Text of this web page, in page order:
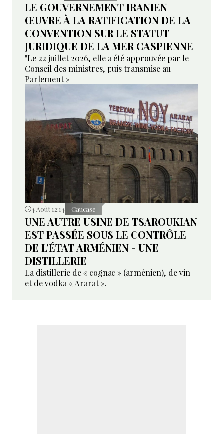
LE GOUVERNEMENT IRANIEN
ŒUVRE À LA RATIFICATION DE LA
CONVENTION SUR LE STATUT
JURIDIQUE DE LA MER CASPIENNE
"Le 22 juillet 2026, elle a été approuvée par le
Conseil des ministres, puis transmise au
Parlement »
4 Août 12:14 Caucase
UNE AUTRE USINE DE TSAROUKIAN
EST PASSÉE SOUS LE CONTRÔLE
DE L’ÉTAT ARMÉNIEN - UNE
DISTILLERIE
La distillerie de « cognac » (arménien), de vin
et de vodka « Ararat ».